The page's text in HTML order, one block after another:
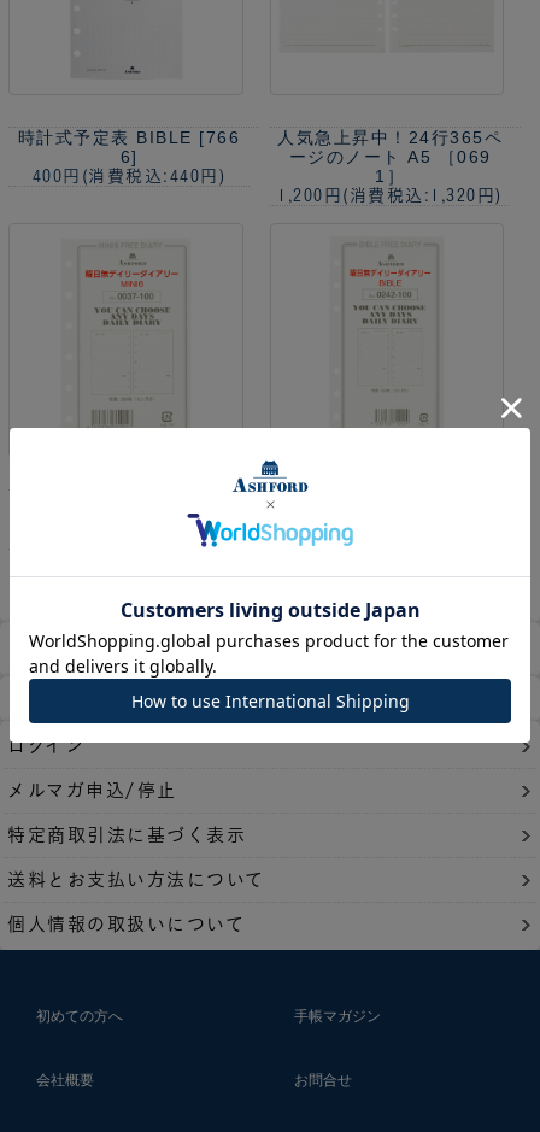
時計式予定表 BIBLE [766
6]
400円 (消費税込:440円)
人気急上昇中！ 24行365ペ
ージのノート A5 ［069
1］
1,200円 (消費税込:1,320円)
ー MINI6 ［0037］
(消費税込:1,320円)
ーBIBLE［0242］
1,600円(消費税込:1,760円)
商品検索
マイページ カート
ログイン
メルマガ申込/停止
特定商取引法に基づく表示
送料とお支払い方法について
個人情報の取扱いについて
初めての方へ 手帳マガジン
会社概要 お問合せ